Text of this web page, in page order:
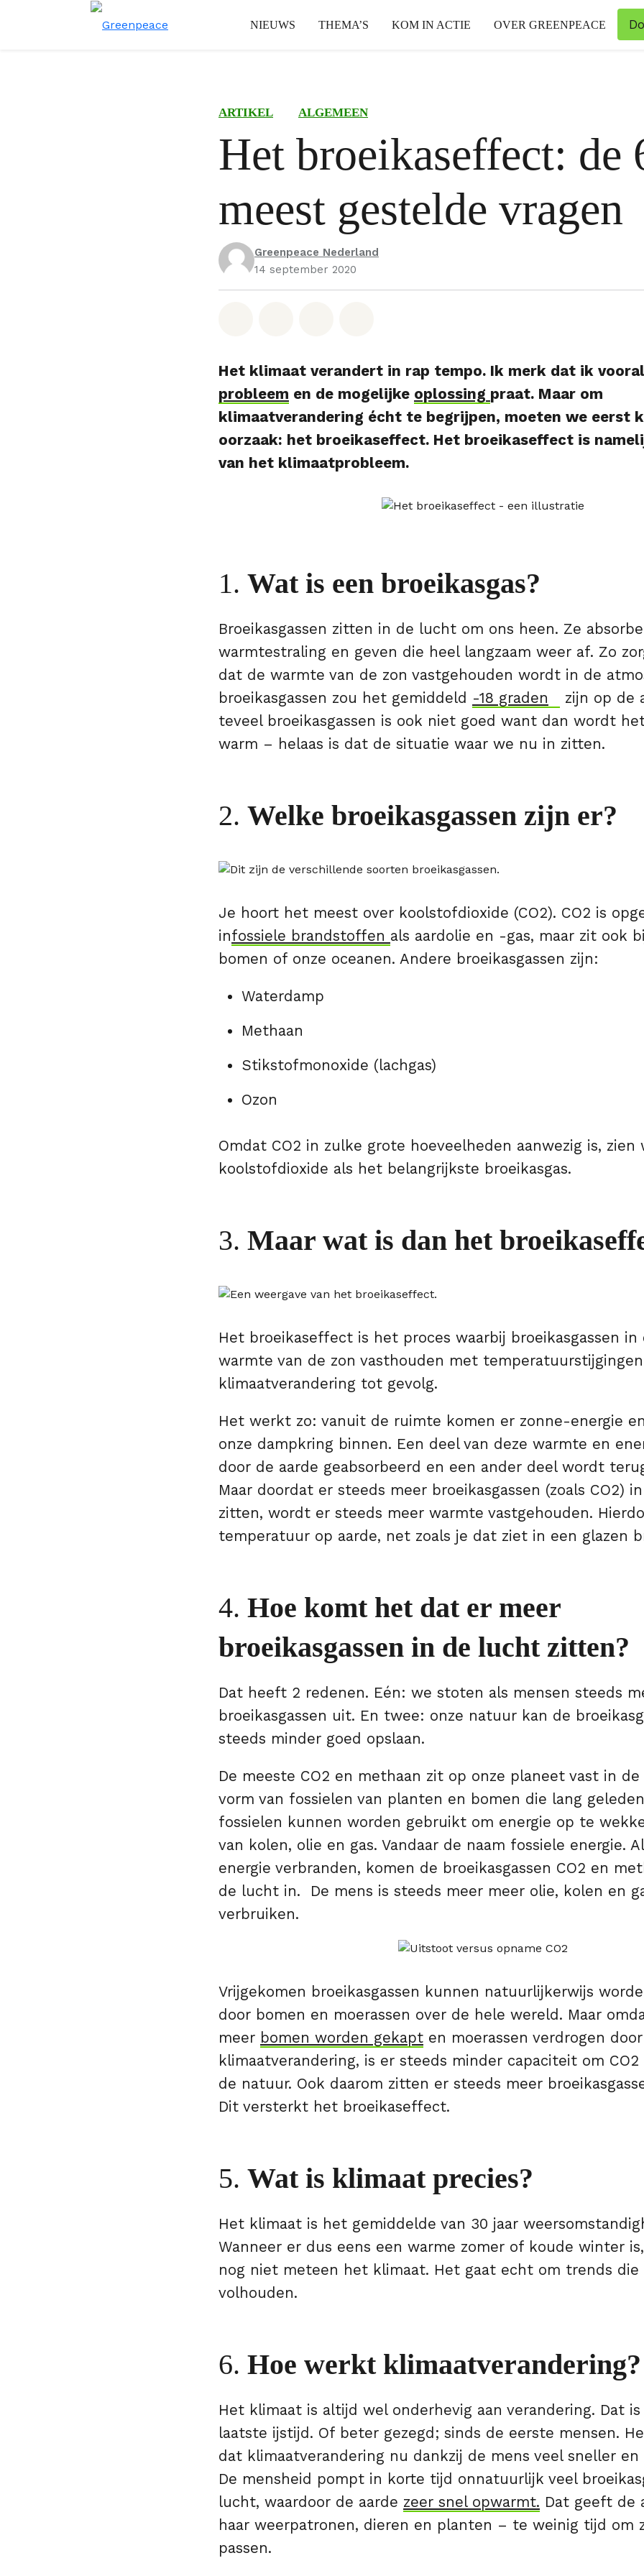
NIEUWS THEMA’S KOM IN ACTIE OVER GREENPEACE
ARTIKEL ALGEMEEN
Het broeikaseffect: de
meest gestelde vragen
Greenpeace Nederland
14 september 2020
Het klimaat verandert in rap tempo. Ik merk dat ik
probleem en de mogelijke oplossing praat. Maar om
klimaatverandering écht te begrijpen, moeten we eerst
oorzaak: het broeikaseffect. Het broeikaseffect is
van het klimaatprobleem.
1. Wat is een broeikasgas?
Broeikasgassen zitten in de lucht om ons heen. Ze
warmtestraling en geven die heel langzaam weer af. Zo
dat de warmte van de zon vastgehouden wordt in de
broeikasgassen zou het gemiddeld -18 graden
zijn op de
teveel broeikasgassen is ook niet goed want dan wordt
warm – helaas is dat de situatie waar we nu in zitten.
2. Welke broeikasgassen zijn er?
Je hoort het meest over koolstofdioxide (CO2). CO2 is
infossiele brandstoffen als aardolie en -gas, maar zit ook
bomen of onze oceanen. Andere broeikasgassen zijn:
Waterdamp
Methaan
Stikstofmonoxide (lachgas)
Ozon
Omdat CO2 in zulke grote hoeveelheden aanwezig is, zien
koolstofdioxide als het belangrijkste broeikasgas.
3. Maar wat is dan het
Het broeikaseffect is het proces waarbij broeikasgassen
warmte van de zon vasthouden met
klimaatverandering tot gevolg.
Het werkt zo: vanuit de ruimte komen er zonne-energie
onze dampkring binnen. Een deel van deze warmte en
door de aarde geabsorbeerd en een ander deel wordt
Maar doordat er steeds meer broeikasgassen (zoals CO2)
zitten, wordt er steeds meer warmte vastgehouden.
temperatuur op aarde, net zoals je dat ziet in een glazen
4. Hoe komt het dat er meer
broeikasgassen in de lucht zitten?
Dat heeft 2 redenen. Eén: we stoten als mensen steeds
broeikasgassen uit. En twee: onze natuur kan de
steeds minder goed opslaan.
De meeste CO2 en methaan zit op onze planeet vast in
vorm van fossielen van planten en bomen die lang
fossielen kunnen worden gebruikt om energie op te
van kolen, olie en gas. Vandaar de naam fossiele energie.
energie verbranden, komen de broeikasgassen CO2 en
de lucht in. De mens is steeds meer meer olie, kolen en
verbruiken.
Vrijgekomen broeikasgassen kunnen natuurlijkerwijs
door bomen en moerassen over de hele wereld. Maar
meer bomen worden gekapt en moerassen verdrogen door
klimaatverandering, is er steeds minder capaciteit om
de natuur. Ook daarom zitten er steeds meer
Dit versterkt het broeikaseffect.
5. Wat is klimaat precies?
Het klimaat is het gemiddelde van 30 jaar
Wanneer er dus eens een warme zomer of koude winter
nog niet meteen het klimaat. Het gaat echt om trends die
volhouden.
6. Hoe werkt klimaatverandering?
Het klimaat is altijd wel onderhevig aan verandering. Dat is
laatste ijstijd. Of beter gezegd; sinds de eerste mensen.
dat klimaatverandering nu dankzij de mens veel sneller
De mensheid pompt in korte tijd onnatuurlijk veel
lucht, waardoor de aarde zeer snel opwarmt. Dat geeft de
haar weerpatronen, dieren en planten – te weinig tijd om
passen.